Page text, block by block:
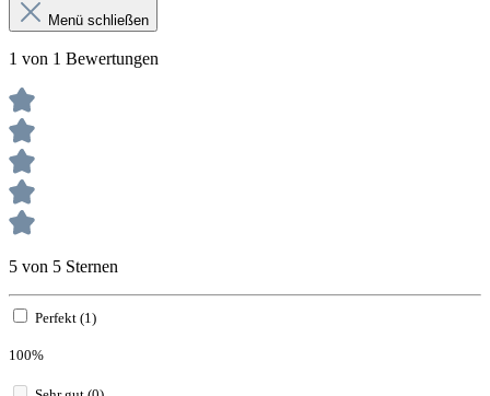
Menü schließen
1 von 1 Bewertungen
5 von 5 Sternen
Perfekt (1)
100%